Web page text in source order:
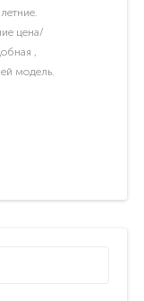
цена/
,
модель.